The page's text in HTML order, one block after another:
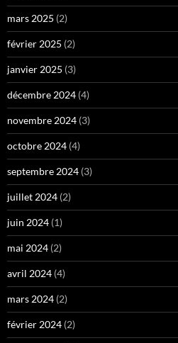
mars 2025 (2)
février 2025 (2)
janvier 2025 (3)
décembre 2024 (4)
novembre 2024 (3)
octobre 2024 (4)
septembre 2024 (3)
juillet 2024 (2)
juin 2024 (1)
mai 2024 (2)
avril 2024 (4)
mars 2024 (2)
février 2024 (2)